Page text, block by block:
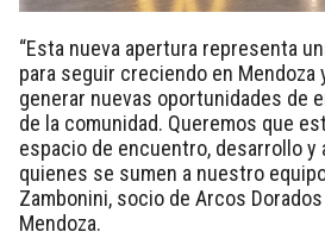
“Esta nueva apertura representa
para seguir creciendo en Mendoza
generar nuevas oportunidades de
de la comunidad. Queremos que
espacio de encuentro, desarrollo y
quienes se sumen a nuestro
Zambonini, socio de Arcos
Mendoza.